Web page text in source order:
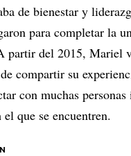
de bienestar y
para completar la
partir del 2015, Mariel
compartir su
con muchas
que se encuentren.